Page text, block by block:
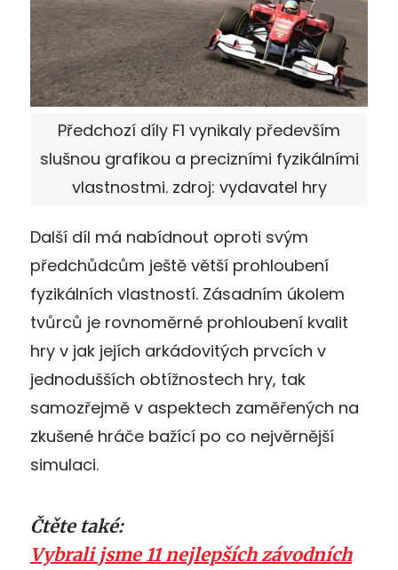
Předchozí díly F1 vynikaly především
slušnou grafikou a precizními fyzikálními
vlastnostmi. zdroj: vydavatel hry
Další díl má nabídnout oproti svým
předchůdcům ještě větší prohloubení
fyzikálních vlastností. Zásadním úkolem
tvůrců je rovnoměrné prohloubení kvalit
hry v jak jejích arkádovitých prvcích v
jednodušších obtížnostech hry, tak
samozřejmě v aspektech zaměřených na
zkušené hráče bažící po co nejvěrnější
simulaci.
Čtěte také:
Vybrali jsme 11 nejlepších závodních